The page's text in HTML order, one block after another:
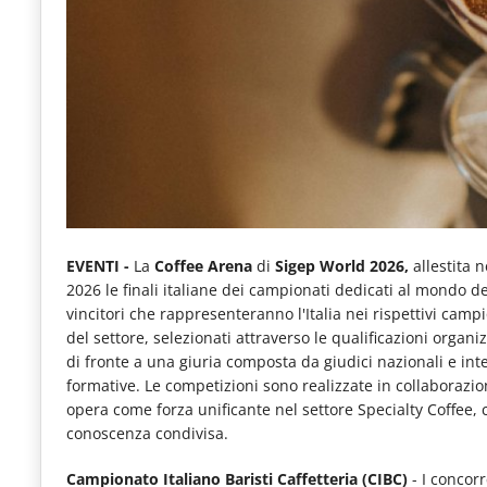
dei
consumi
fuoricasa,
del
Food
Service
e
tutte
EVENTI - La Coffee Arena di Sigep World 2026, allestita
2026 le finali italiane dei campionati dedicati al mondo
vincitori che rappresenteranno l'Italia nei rispettivi
del settore, selezionati attraverso le qualificazioni
di fronte a una giuria composta da giudici nazionali e
formative. Le competizioni sono realizzate in
opera come forza unificante nel settore Specialty
conoscenza condivisa.
Campionato Italiano Baristi Caffetteria (CIBC) - I